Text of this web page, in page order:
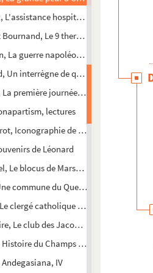
L'assistance hospitalière à Limoges
Le 9 thermidor
La guerre napoléonienne
Un interrègne de quelques heures
première journée de Napoléon
lectures
Iconographie de Bourdaloue
de Léonard
Le blocus de Marseille
commune du Quercy pendant la
clergé catholique en Bretagne, II.
Le club des Jacobins de Metz
du Champs des Martyrs
IV